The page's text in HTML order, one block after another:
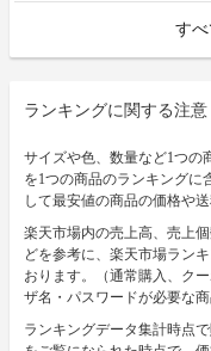
す
ランキングに関する注意
サイズや色、数量など1つの
を1つの商品のランキングに
して最安値の商品の価格や
楽天市場内の売上高、売上
どを参考に、楽天市場ラン
おります。（通常購入、ク
ザ名・パスワードが必要な
ランキングデータ集計時点